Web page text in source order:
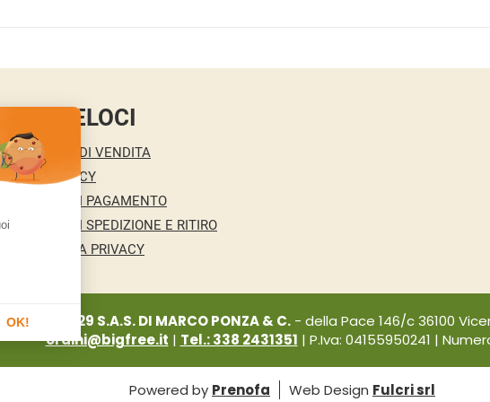
LINK VELOCI
CONDIZIONI DI VENDITA
COOKIE POLICY
MODALITÀ DI PAGAMENTO
MODALITÀ DI SPEDIZIONE E RITIRO
INFORMATIVA PRIVACY
MA.RI 29 S.A.S. DI MARCO PONZA & C. - della Pace 146/c 36100
ordini@bigfree.it | Tel.: 338 2431351 | P.Iva: 04155950241 |
Powered by Prenofa Web Design Fulcri srl